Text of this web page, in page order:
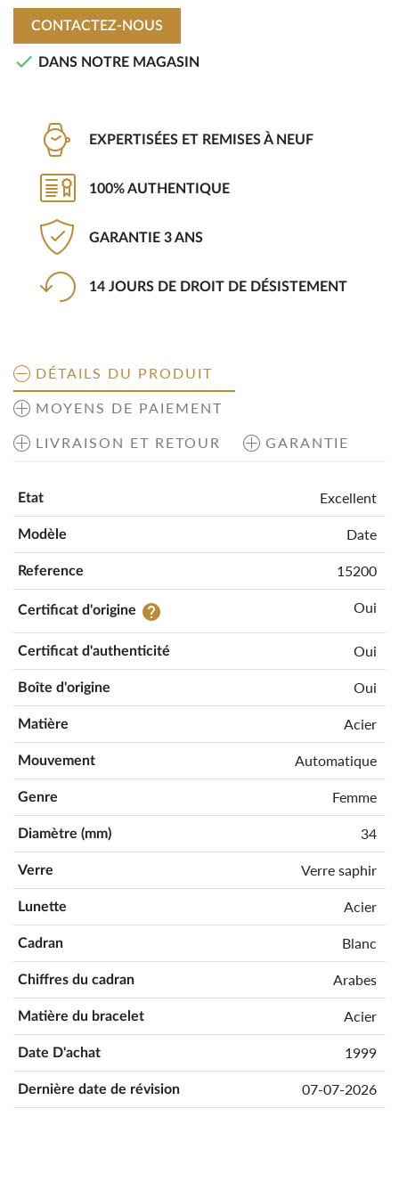
CONTACTEZ-NOUS
 DANS NOTRE MAGASIN
EXPERTISÉES ET REMISES À NEUF
100% AUTHENTIQUE
GARANTIE 3 ANS
14 JOURS DE DROIT DE DÉSISTEMENT
DÉTAILS DU PRODUIT
MOYENS DE PAIEMENT
LIVRAISON ET RETOUR GARANTIE
Etat Excellent
Modèle Date
Reference 15200
Certificat d'origine help Oui
Certificat d'authenticité Oui
Boîte d'origine Oui
Matière Acier
Mouvement Automatique
Genre Femme
Diamètre (mm) 34
Verre Verre saphir
Lunette Acier
Cadran Blanc
Chiffres du cadran Arabes
Matière du bracelet Acier
Date D'achat 1999
Dernière date de révision 07-07-2026